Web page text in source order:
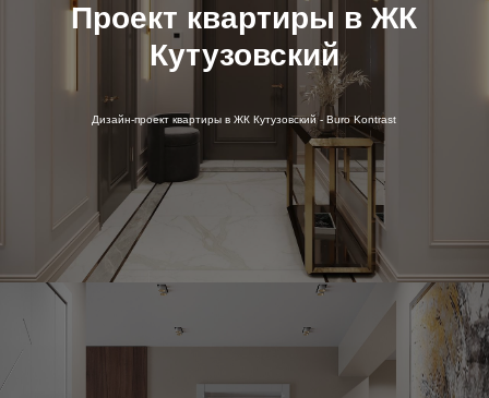
Проект квартиры в ЖК
Кутузовский
Дизайн-проект квартиры в ЖК Кутузовский - Buro Kontrast